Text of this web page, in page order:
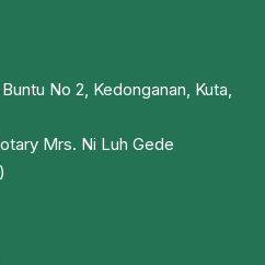
No 2, Kedonganan, Kuta,
Mrs. Ni Luh Gede